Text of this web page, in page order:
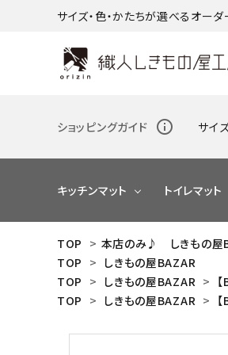
サイズ・色・かたちが選べるオー
ショッピングガイド info_outline サイ
キッチンマット
NEW
トイレマット
NEW
NEW
TOP > 本店のみ♪ しきもの屋
TOP > しきもの屋BAZAR
TOP > しきもの屋BAZAR >
TOP > しきもの屋BAZAR >